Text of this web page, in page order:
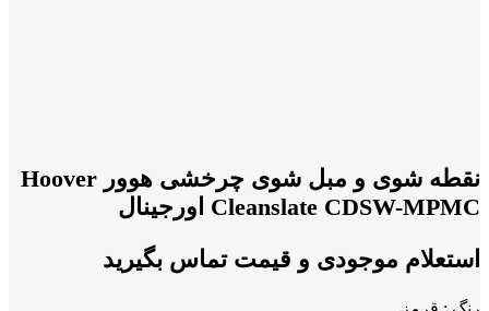
نقطه شوی و مبل شوی چرخشی هوور Hoover
Cleanslate CDSW-MPMC اورجینال
استعلام موجودی و قیمت تماس بگیرید